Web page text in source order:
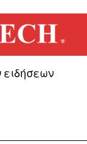
ειδήσεων